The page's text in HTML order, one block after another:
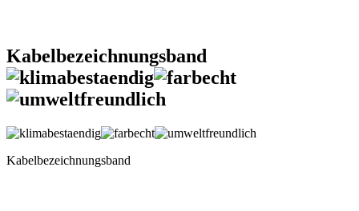
Kabelbezeichnungsband
Kabelbezeichnungsband